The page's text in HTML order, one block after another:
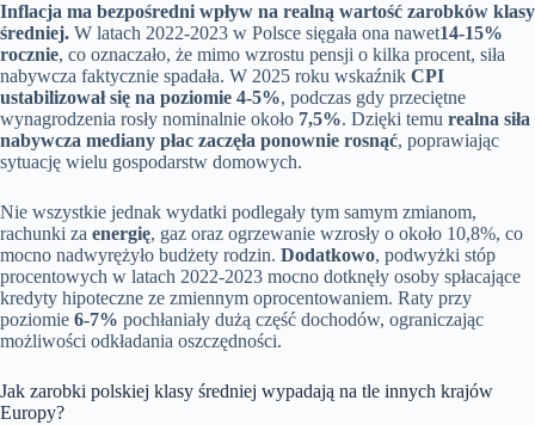
Inflacja ma bezpośredni wpływ na realną wartość zarobków klasy
średniej. W latach 2022-2023 w Polsce sięgała ona nawet14-15%
rocznie, co oznaczało, że mimo wzrostu pensji o kilka procent, siła
nabywcza faktycznie spadała. W 2025 roku wskaźnik CPI
ustabilizował się na poziomie 4-5%, podczas gdy przeciętne
wynagrodzenia rosły nominalnie około 7,5%. Dzięki temu realna siła
nabywcza mediany płac zaczęła ponownie rosnąć, poprawiając
sytuację wielu gospodarstw domowych.
Nie wszystkie jednak wydatki podlegały tym samym zmianom,
rachunki za energię, gaz oraz ogrzewanie wzrosły o około 10,8%, co
mocno nadwyrężyło budżety rodzin. Dodatkowo, podwyżki stóp
procentowych w latach 2022-2023 mocno dotknęły osoby spłacające
kredyty hipoteczne ze zmiennym oprocentowaniem. Raty przy
poziomie 6-7% pochłaniały dużą część dochodów, ograniczając
możliwości odkładania oszczędności.
Jak zarobki polskiej klasy średniej wypadają na tle innych krajów
Europy?